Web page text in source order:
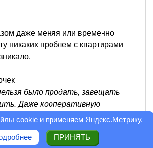
даже меняя или временно
никаких проблем с квартирами
было продать, завещать
Даже кооперативную
у государства за свои
завещать, можно было только
cookie и применяем Яндекс.Метрику.
ПРИНЯТЬ